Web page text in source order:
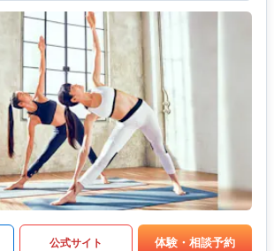
公式サイト 体験・相談予約